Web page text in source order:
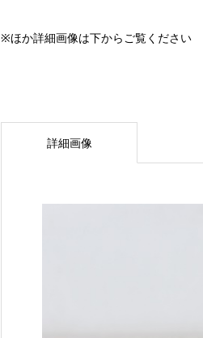
※ほか詳細画像は下からご覧ください
詳細画像